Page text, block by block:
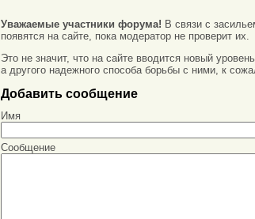
Уважаемые участники форума! В связи с
появятся на сайте, пока модератор не проверит их.
Это не значит, что на сайте вводится новый
а другого надежного способа борьбы с ними, к
Добавить сообщение
Имя
Сообщение